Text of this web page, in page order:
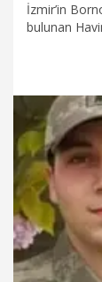
İzmir’in
bulunan
yaratmak
23.03.2026